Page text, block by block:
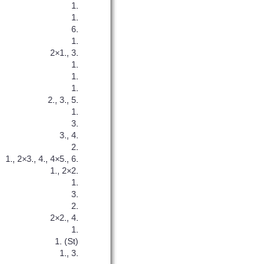
1.
1.
6.
1.
2×1., 3.
1.
1.
1.
2., 3., 5.
1.
3.
3., 4.
2.
1., 2×3., 4., 4×5., 6.
1., 2×2.
1.
3.
2.
2×2., 4.
1.
1. (St)
1., 3.